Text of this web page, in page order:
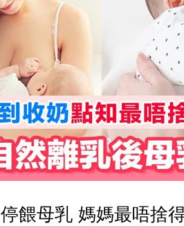
停餵母乳 媽媽最唔捨